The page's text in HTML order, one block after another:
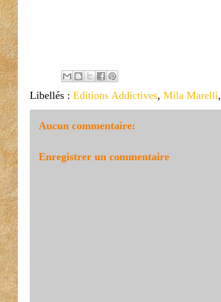
Libellés : Editions Addictives, Mila Marelli,
Aucun commentaire:
Enregistrer un commentaire